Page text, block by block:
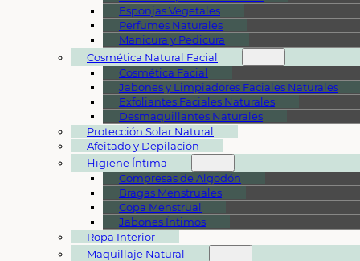
Esponjas Vegetales
Perfumes Naturales
Manicura y Pedicura
Cosmética Natural Facial
Cosmética Facial
Jabones y Limpiadores Faciales Naturales
Exfoliantes Faciales Naturales
Desmaquillantes Naturales
Protección Solar Natural
Afeitado y Depilación
Higiene Íntima
Compresas de Algodón
Bragas Menstruales
Copa Menstrual
Jabones Íntimos
Ropa Interior
Maquillaje Natural